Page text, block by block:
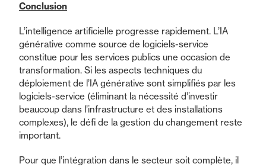
Conclusion
L’intelligence artificielle progresse rapidement. L’IA
générative comme source de logiciels-service
constitue pour les services publics une occasion de
transformation. Si les aspects techniques du
déploiement de l’IA générative sont simplifiés par les
logiciels-service (éliminant la nécessité d’investir
beaucoup dans l’infrastructure et des installations
complexes), le défi de la gestion du changement reste
important.
Pour que l’intégration dans le secteur soit complète, il